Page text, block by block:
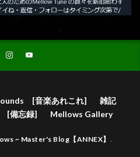
[音楽あれこれ]
雑記
[備忘録] Mellows Gallery
~ Master's Blog【ANNEX】